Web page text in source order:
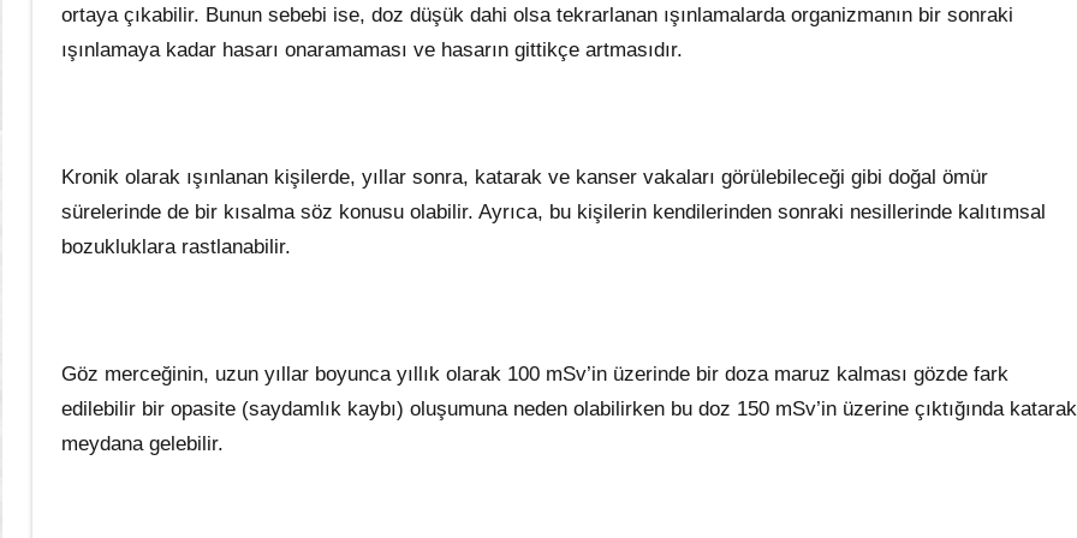
ortaya çıkabilir. Bunun sebebi ise, doz düşük dahi olsa tekrarlanan ışınlamalarda organizmanın bir sonraki
ışınlamaya kadar hasarı onaramaması ve hasarın gittikçe artmasıdır.
Kronik olarak ışınlanan kişilerde, yıllar sonra, katarak ve kanser vakaları görülebileceği gibi doğal ömür
sürelerinde de bir kısalma söz konusu olabilir. Ayrıca, bu kişilerin kendilerinden sonraki nesillerinde kalıtımsal
bozukluklara rastlanabilir.
Göz merceğinin, uzun yıllar boyunca yıllık olarak 100 mSv’in üzerinde bir doza maruz kalması gözde fark
edilebilir bir opasite (saydamlık kaybı) oluşumuna neden olabilirken bu doz 150 mSv’in üzerine çıktığında
meydana gelebilir.